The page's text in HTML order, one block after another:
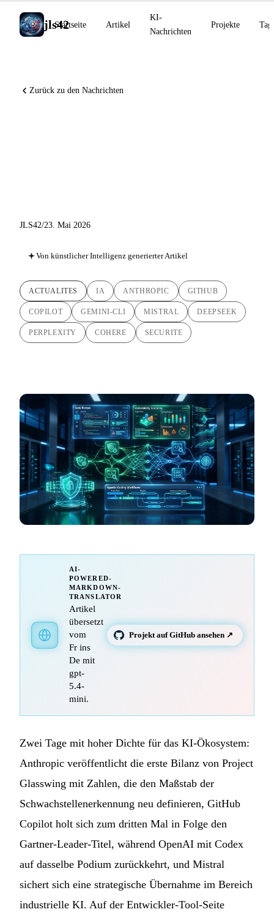
jls42
Startseite Artikel
KI-
Nachrichten
Projekte
Zurück zu den Nachrichten
JLS42/23. Mai 2026
Von künstlicher Intelligenz generierter Artikel
ACTUALITES IA ANTHROPIC GITHUB
COPILOT GEMINI-CLI MISTRAL DEEPSEEK
PERPLEXITY COHERE SECURITE
AI-
POWERED-
MARKDOWN-
TRANSLATOR
Artikel
übersetzt
vom
Fr ins
De mit
gpt-
5.4-
mini.
Projekt auf GitHub ansehen ↗
Zwei Tage mit hoher Dichte für das KI-Ökosystem:
Anthropic veröffentlicht die erste Bilanz von Project
Glasswing mit Zahlen, die den Maßstab der
Schwachstellenerkennung neu definieren, GitHub
Copilot holt sich zum dritten Mal in Folge den
Gartner-Leader-Titel, während OpenAI mit Codex
auf dasselbe Podium zurückkehrt, und Mistral
sichert sich eine strategische Übernahme im Bereich
industrielle KI. Auf der Entwickler-Tool-Seite